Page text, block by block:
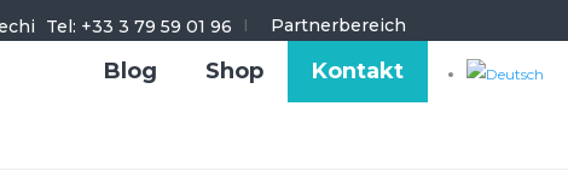
Tel: +33 3 79 59 01 96 I Partnerbereich
Kontakt
Shop
Blog